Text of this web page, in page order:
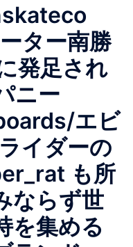
ター南勝
発足され
ニー
エビ
イダーの
も所
ならず世
を集める